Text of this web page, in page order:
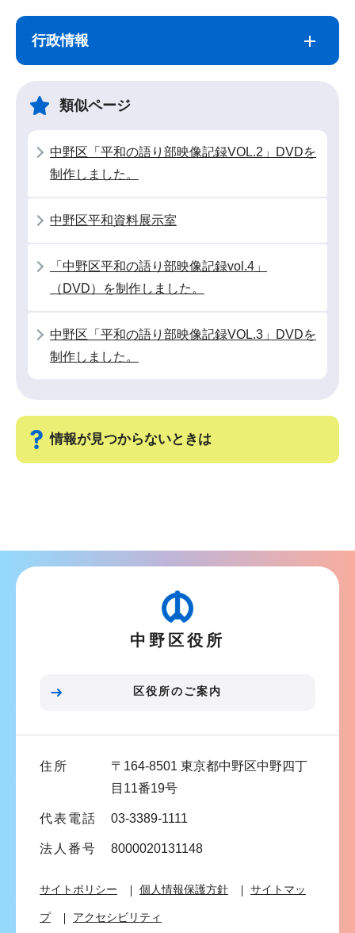
こ
行政情報
類似ページ
中野区「平和の語り部映像記録VOL.2」DVDを
制作しました。
中野区平和資料展示室
「中野区平和の語り部映像記録vol.4」
（DVD）を制作しました。
中野区「平和の語り部映像記録VOL.3」DVDを
制作しました。
情報が見つからないときは
ゲ
ま
中野区役所
区役所のご案内
住所
〒164-8501 東京都中野区中野四丁
目11番19号
代表電話 03-3389-1111
法人番号 8000020131148
サイトポリシー 個人情報保護方針 サイトマッ
プ アクセシビリティ